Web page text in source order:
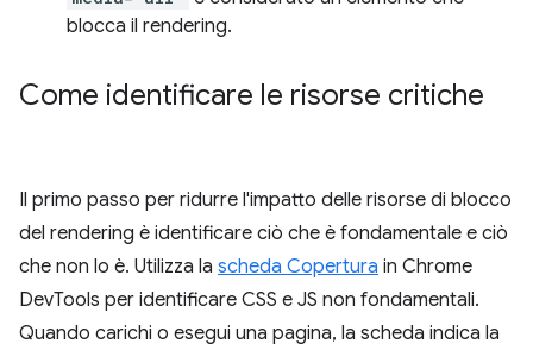
blocca il rendering.
Come identificare le risorse critiche
Il primo passo per ridurre l'impatto delle risorse di blocco
del rendering è identificare ciò che è fondamentale e ciò
che non lo è. Utilizza la scheda Copertura in Chrome
DevTools per identificare CSS e JS non fondamentali.
Quando carichi o esegui una pagina, la scheda indica la